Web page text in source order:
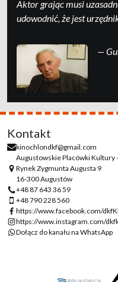
Ak­tor grając mu­si
udo­wod­nić, że jest
—
Kontakt
kinochlondkf@gmail.com
Augustowskie Placówki
Rynek Zygmunta Augusta 9
16-300 Augustów
+48 87 643 36 59
+48 790 228 560
https://www.facebook.com/
https://www.instagram.com/
Dołącz do kanału na WhatsApp